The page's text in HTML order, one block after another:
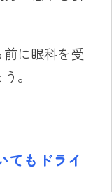
に眼科を受
。
てもドライ